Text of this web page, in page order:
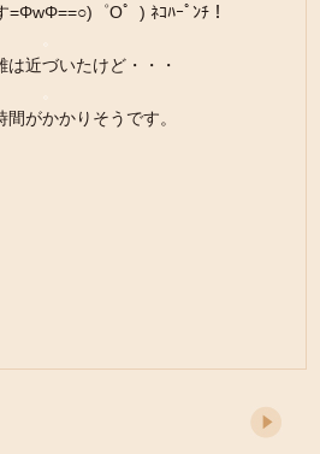
=ΦwΦ==○)゜O゜) ﾈｺﾊｰﾟﾝﾁ！
は近づいたけど・・・
間がかかりそうです。